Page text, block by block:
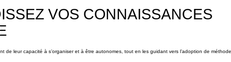
VOS CONNAISSANCES
de leur capacité à s’organiser et à être autonomes, tout en les guidant vers l’adoption de